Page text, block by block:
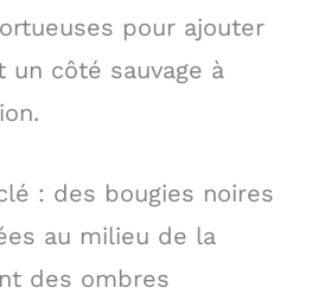
pour ajouter
côté sauvage à
: des bougies noires
au milieu de la
des ombres